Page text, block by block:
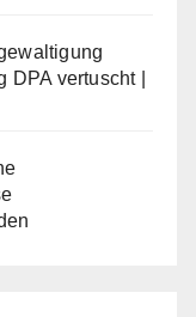
vertuscht |